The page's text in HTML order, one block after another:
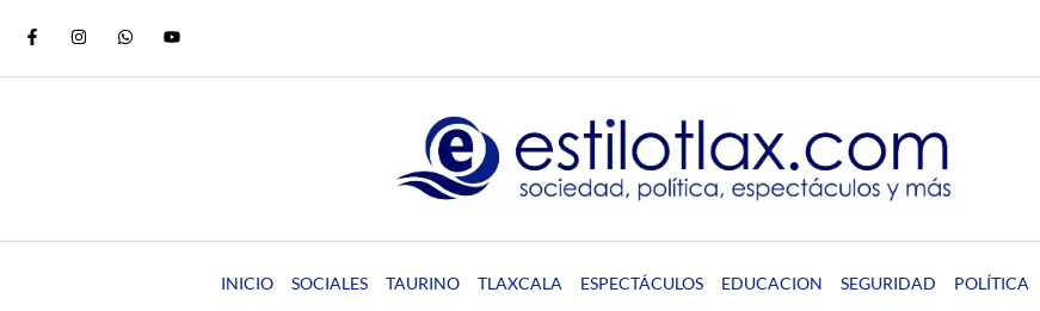
INICIO SOCIALES TAURINO TLAXCALA ESPECTÁCULOS EDUCACION SEGURIDAD POLÍTICA